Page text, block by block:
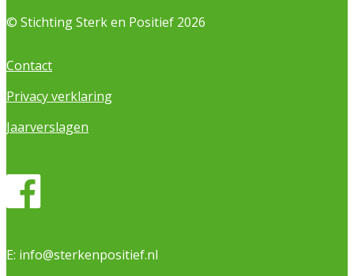
© Stichting Sterk en Positief 2026
Contact
Privacy verklaring
Jaarverslagen
E: info@sterkenpositief.nl